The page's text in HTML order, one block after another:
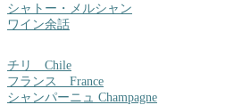
シャトー・メルシャン
ワイン余話
チリ Chile
フランス France
シャンパーニュ Champagne